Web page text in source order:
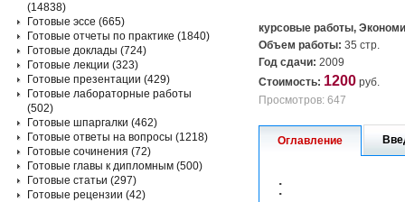
курсовые работы,
Объем работы: 35 стр.
Год сдачи: 2009
Стоимость: 1200 руб.
Просмотров: 647
Оглавление
:
(14838)
Готовые эссе (665)
Готовые отчеты по практике (1840)
Готовые доклады (724)
Готовые лекции (323)
Готовые презентации (429)
Готовые лабораторные работы
(502)
Готовые шпаргалки (462)
Готовые ответы на вопросы (1218)
Готовые сочинения (72)
Готовые главы к дипломным (500)
Готовые статьи (297)
Готовые рецензии (42)